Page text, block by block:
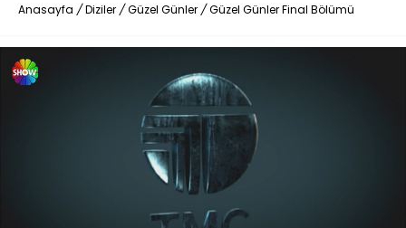
Anasayfa / Diziler / Güzel Günler / Güzel Günler Final Bölümü